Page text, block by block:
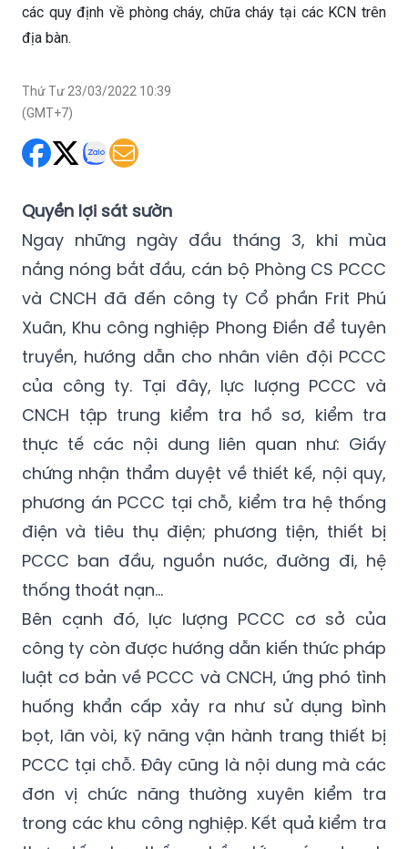
Thứ Tư 23/03/2022 10:39
Quyền lợi sát sườn
nắng nóng bắt đầu, cán bộ Phòng CS PCCC
và CNCH đã đến công ty Cổ phần Frit Phú
Xuân, Khu công nghiệp Phong Điền để tuyên
truyền, hướng dẫn cho nhân viên đội PCCC
của công ty. Tại đây, lực lượng PCCC và
CNCH tập trung kiểm tra hồ sơ, kiểm tra
thực tế các nội dung liên quan như: Giấy
chứng nhận thẩm duyệt về thiết kế, nội quy,
phương án PCCC tại chỗ, kiểm tra hệ thống
điện và tiêu thụ điện; phương tiện, thiết bị
PCCC ban đầu, nguồn nước, đường đi, hệ
thống thoát nạn…
Bên cạnh đó, lực lượng PCCC cơ sở của
công ty còn được hướng dẫn kiến thức pháp
luật cơ bản về PCCC và CNCH, ứng phó tình
huống khẩn cấp xảy ra như sử dụng bình
bọt, lăn vòi, kỹ năng vận hành trang thiết bị
PCCC tại chỗ. Đây cũng là nội dung mà các
đơn vị chức năng thường xuyên kiểm tra
trong các khu công nghiệp. Kết quả kiểm tra
thực tế cho thấy, phần lớn các doanh
nghiệp tại khu công nghiệp Phong Điền ý